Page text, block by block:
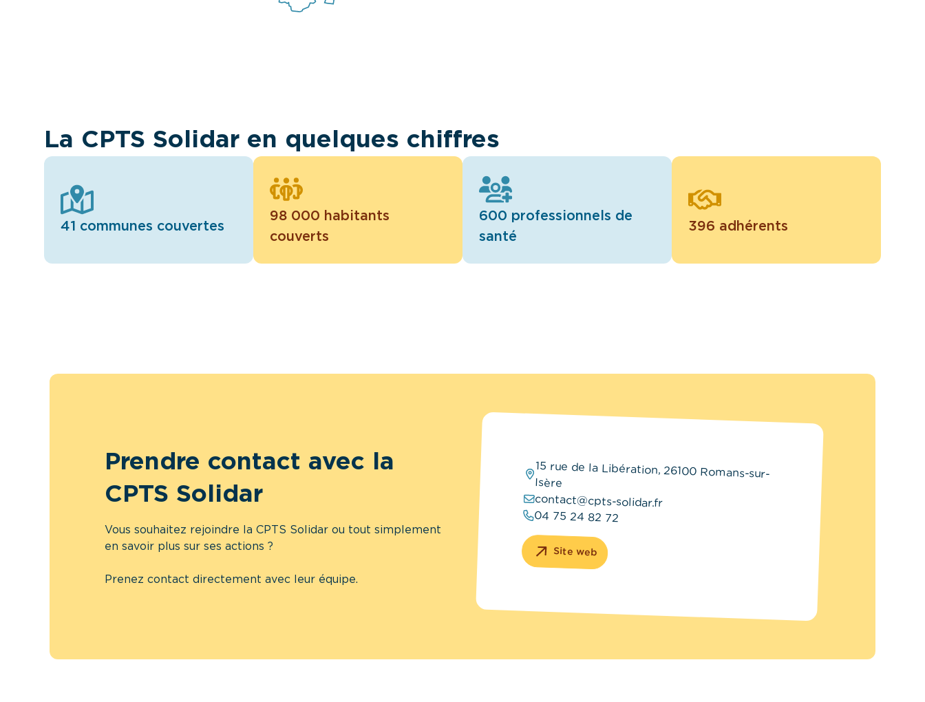
La CPTS Solidar en quelques chiffres
41 communes couvertes
98 000 habitants
couverts
600 professionnels de
santé
396 adhérents
Prendre contact avec la
CPTS Solidar
Vous souhaitez rejoindre la CPTS Solidar ou tout simplement
en savoir plus sur ses actions ?
Prenez contact directement avec leur équipe.
15 rue de la Libération, 26100 Romans-sur-
Isère
contact@cpts-solidar.fr
04 75 24 82 72
Site web